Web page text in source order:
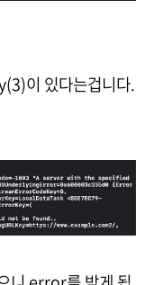
이 있다는겁니다.